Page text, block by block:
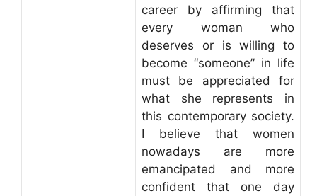
career by affirming that
every woman who
deserves or is willing to
become “someone” in life
must be appreciated for
what she represents in
this contemporary society.
I believe that women
nowadays are more
emancipated and more
confident that one day